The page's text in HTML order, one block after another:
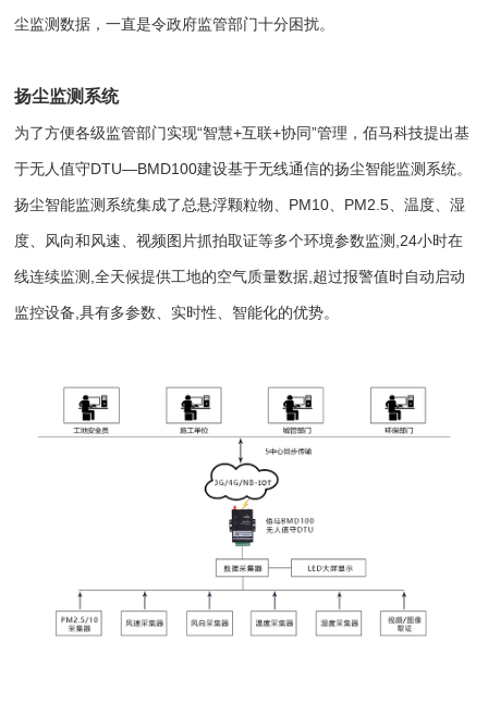
尘监测数据，一直是令政府监管部门十分困扰。
扬尘监测系统
为了方便各级监管部门实现“智慧+互联+协同”管理，佰马科技提出基
于无人值守DTU—BMD100建设基于无线通信的扬尘智能监测系统。
扬尘智能监测系统集成了总悬浮颗粒物、PM10、PM2.5、温度、湿
度、风向和风速、视频图片抓拍取证等多个环境参数监测,24小时在
线连续监测,全天候提供工地的空气质量数据,超过报警值时自动启动
监控设备,具有多参数、实时性、智能化的优势。